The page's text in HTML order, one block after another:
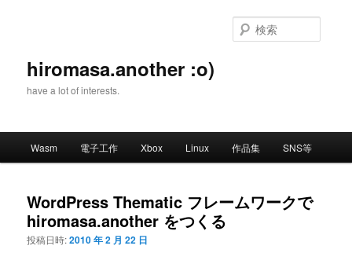
hiromasa.another :o)
have a lot of interests.
Wasm 電子工作 Xbox Linux 作品集 SNS等
WordPress Thematic フレームワークで
hiromasa.another をつくる
投稿日時:2010 年 2 月 22 日